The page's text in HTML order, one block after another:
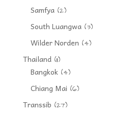
Samfya(2)
South Luangwa(3)
Wilder Norden (4)
Thailand(11)
Bangkok(4)
Chiang Mai (6)
Transsib (27)